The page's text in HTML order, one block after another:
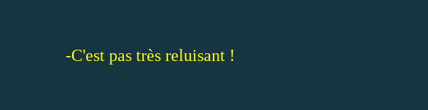
-C'est pas très reluisant !